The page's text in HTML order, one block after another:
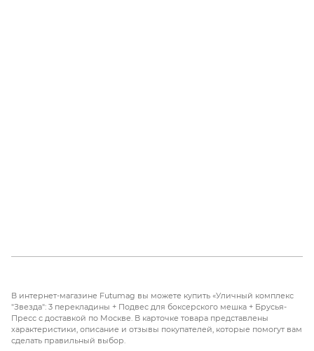
В интернет-магазине Futumag вы можете купить «Уличный комплекс
"Звезда": 3 перекладины + Подвес для боксерского мешка + Брусья-
Пресс с доставкой по Москве. В карточке товара представлены
характеристики, описание и отзывы покупателей, которые помогут вам
сделать правильный выбор.